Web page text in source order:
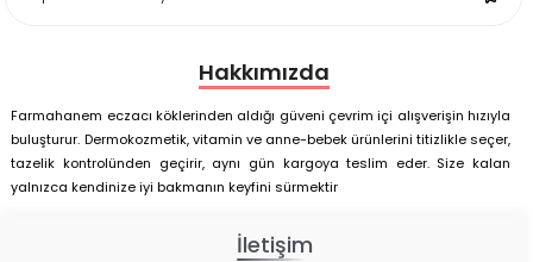
Hakkımızda
Farmahanem eczacı köklerinden aldığı güveni çevrim içi alışverişin hızıyla
buluşturur. Dermokozmetik, vitamin ve anne-bebek ürünlerini titizlikle seçer,
tazelik kontrolünden geçirir, aynı gün kargoya teslim eder. Size kalan
yalnızca kendinize iyi bakmanın keyfini sürmektir
İletişim